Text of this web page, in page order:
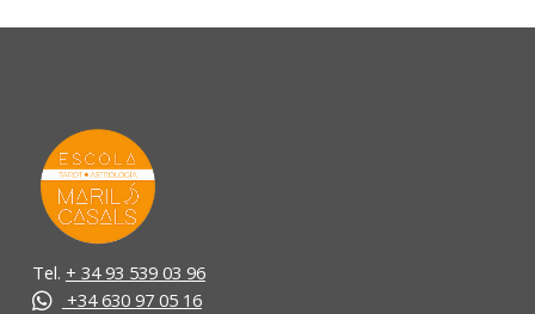
Tel. + 34 93 539 03 96
+34 630 97 05 16